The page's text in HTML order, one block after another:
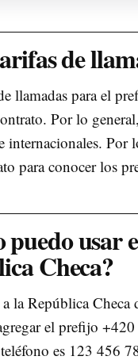
de
llamadas para el
Por lo
internacionales.
para conocer los
puedo usar
Checa?
la República
el prefijo
es 123 456